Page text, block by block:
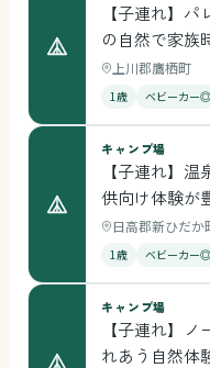
【子連れ】
の自然で家族
上川郡鷹栖町
1歳 ベビーカー◎
キャンプ場
【子連れ】
供向け体験が
日高郡新ひだか
1歳 ベビーカー◎
キャンプ場
【子連れ】
れあう自然体